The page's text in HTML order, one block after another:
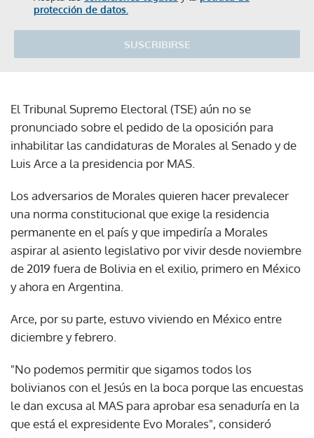
protección de datos.
SUSCRIBIRSE
El Tribunal Supremo Electoral (TSE) aún no se
pronunciado sobre el pedido de la oposición para
inhabilitar las candidaturas de Morales al Senado y de
Luis Arce a la presidencia por MAS.
Los adversarios de Morales quieren hacer prevalecer
una norma constitucional que exige la residencia
permanente en el país y que impediría a Morales
aspirar al asiento legislativo por vivir desde noviembre
de 2019 fuera de Bolivia en el exilio, primero en México
y ahora en Argentina.
Arce, por su parte, estuvo viviendo en México entre
diciembre y febrero.
"No podemos permitir que sigamos todos los
bolivianos con el Jesús en la boca porque las encuestas
le dan excusa al MAS para aprobar esa senaduría en la
que está el expresidente Evo Morales", consideró